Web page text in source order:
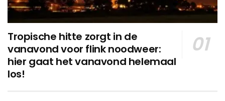
Tropische hitte zorgt in de
vanavond voor flink noodweer:
hier gaat het vanavond helemaal
los!